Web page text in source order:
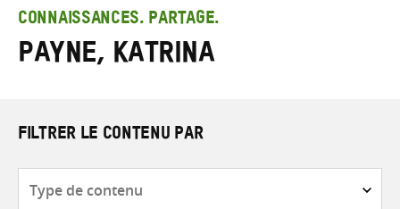
Saisir
les
termes
CONNAISSANCES. PARTAGE.
Payne, Katrina
FILTRER LE CONTENU PAR